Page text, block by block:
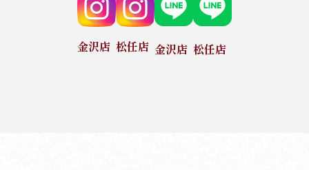
金沢店 松任店 金沢店 松任店